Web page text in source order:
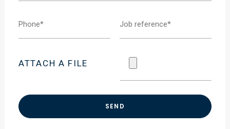
ATTACH A FILE